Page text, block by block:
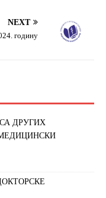
NEXT
годину
ДРУГИХ